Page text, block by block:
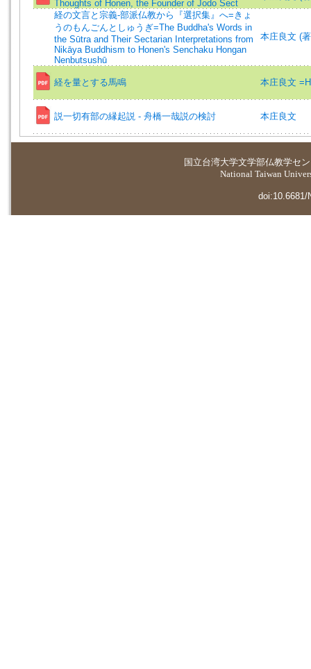
Thoughts of Honen, the Founder of Jodo Sect
経の文言と宗義-部派仏教から『選択集』へ=きょ
うのもんごんとしゅうぎ=The Buddha's Words in
the Sūtra and Their Sectarian Interpretations from
Nikāya Buddhism to Honen's Senchaku Hongan
Nenbutsushū
本庄良文 (
経を量とする馬鳴 本庄良文
説一切有部の縁起説 - 舟橋一哉説の検討 本庄良文
国立台湾大学文学部仏教学セ
National Taiwan
doi:10.6681/